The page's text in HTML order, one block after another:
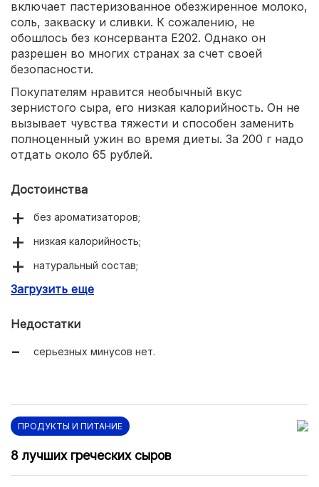
включает пастеризованное обезжиренное молоко,
соль, закваску и сливки. К сожалению, не
обошлось без консерванта Е202. Однако он
разрешен во многих странах за счет своей
безопасности.
Покупателям нравится необычный вкус
зернистого сыра, его низкая калорийность. Он не
вызывает чувства тяжести и способен заменить
полноценный ужин во время диеты. За 200 г надо
отдать около 65 рублей.
Достоинства
без ароматизаторов;
низкая калорийность;
натуральный состав;
нежный сливочно-творожный вкус.
Загрузить еще
Недостатки
серьезных минусов нет.
ПРОДУКТЫ И ПИТАНИЕ
8 лучших греческих сыров